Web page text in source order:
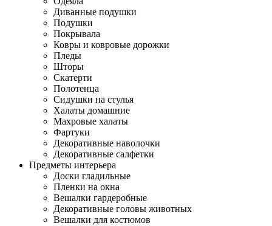
Диванные подушки
Подушки
Покрывала
Ковры и ковровые дорожки
Пледы
Шторы
Скатерти
Полотенца
Сидушки на стулья
Халаты домашние
Махровые халаты
Фартуки
Декоративные наволочки
Декоративные салфетки
Предметы интерьера
Доски гладильные
Пленки на окна
Вешалки гардеробные
Декоративные головы животных
Вешалки для костюмов